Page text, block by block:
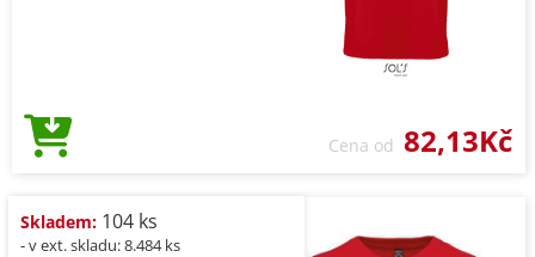
Cena od 82,13Kč
Skladem: 104 ks
- v ext. skladu: 8.484 ks